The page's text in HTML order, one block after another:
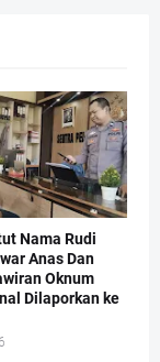
Nama Rudi
Anas Dan
Oknum
Dilaporkan ke